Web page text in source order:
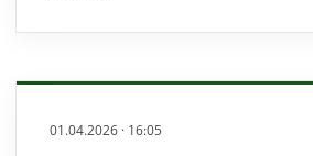
01.04.2026 · 16:05